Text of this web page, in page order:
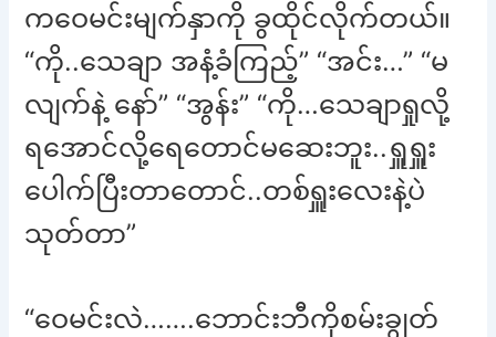
ကဝေမင်းမျက်နှာကို ခွထိုင်လိုက်တယ်။
“ကို..သေချာ အနံ့ခံကြည့်” “အင်း…” “မ
လျက်နဲ့ နော်” “အွန်း” “ကို…သေချာရှုလို့
ရအောင်လို့ရေတောင်မဆေးဘူး..ရှူရှူး
ပေါက်ပြီးတာတောင်..တစ်ရှူးလေးနဲ့ပဲ
သုတ်တာ”
“ဝေမင်းလဲ…….ဘောင်းဘီကိုစမ်းချွတ်